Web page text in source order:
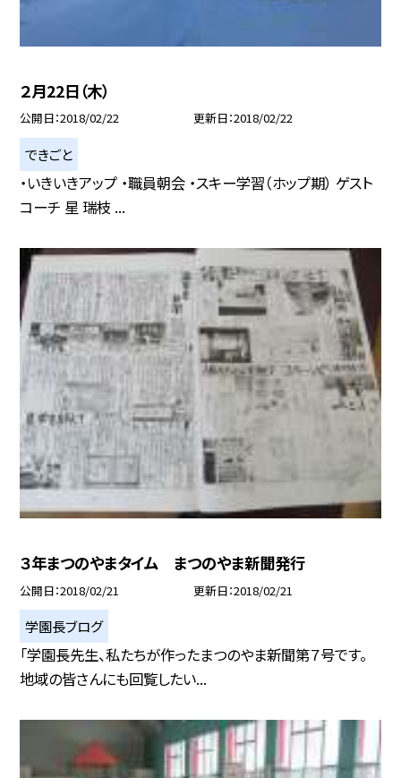
２月22日（木）
公開日 2018/02/22 更新日 2018/02/22
できごと
・いきいきアップ ・職員朝会 ・スキー学習（ホップ期） ゲスト
コーチ 星 瑞枝 ...
３年まつのやまタイム まつのやま新聞発行
公開日 2018/02/21 更新日 2018/02/21
学園長ブログ
「学園長先生、私たちが作ったまつのやま新聞第７号です。
地域の皆さんにも回覧したい...